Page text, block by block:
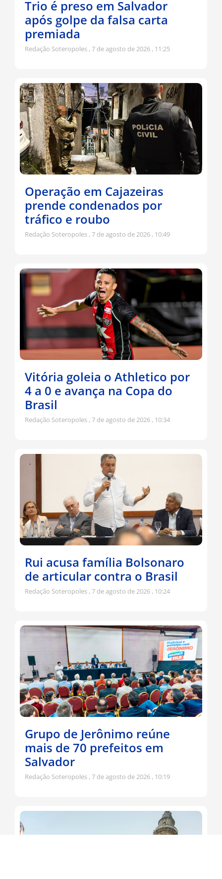
Trio é preso em Salvador
após golpe da falsa carta
premiada
Redação Soteropoles 7 de agosto de 2026 11:25
Operação em Cajazeiras
prende condenados por
tráfico e roubo
Redação Soteropoles 7 de agosto de 2026 10:49
Vitória goleia o Athletico por
4 a 0 e avança na Copa do
Brasil
Redação Soteropoles 7 de agosto de 2026 10:34
Rui acusa família Bolsonaro
de articular contra o Brasil
Redação Soteropoles 7 de agosto de 2026 10:24
Grupo de Jerônimo reúne
mais de 70 prefeitos em
Salvador
Redação Soteropoles 7 de agosto de 2026 10:19